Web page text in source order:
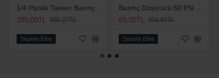
295,00TL 585,17TL
Sepete Ekle
65,00TL 204,81TL
Sepete Ekle